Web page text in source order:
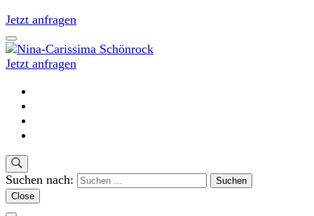
Jetzt anfragen
Nina-Carissima Schönrock
Jetzt anfragen
Suchen nach:
Close